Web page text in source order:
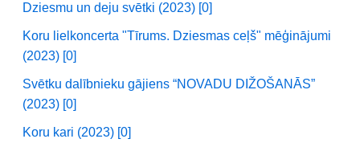
Dziesmu un deju svētki (2023) [0]
Koru lielkoncerta "Tīrums. Dziesmas ceļš" mēģinājumi
(2023) [0]
Svētku dalībnieku gājiens “NOVADU DIŽOŠANĀS”
(2023) [0]
Koru kari (2023) [0]